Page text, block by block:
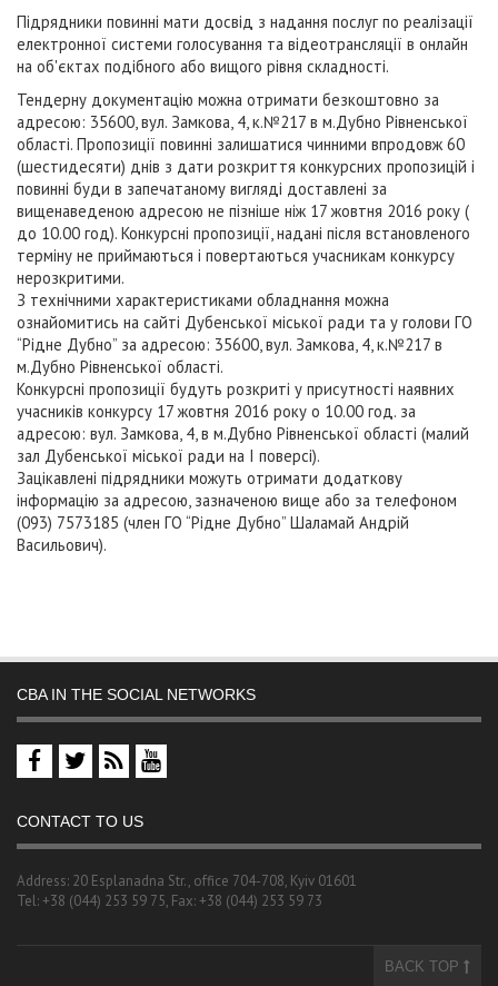
Підрядники повинні мати досвід з надання послуг по реалізації
електронної системи голосування та відеотрансляції в онлайн
на об'єктах подібного або вищого рівня складності.
Тендерну документацію можна отримати безкоштовно за
адресою: 35600, вул. Замкова, 4, к.№217 в м.Дубно Рівненської
області. Пропозиції повинні залишатися чинними впродовж 60
(шестидесяти) днів з дати розкриття конкурсних пропозицій і
повинні буди в запечатаному вигляді доставлені за
вищенаведеною адресою не пізніше ніж 17 жовтня 2016 року (
до 10.00 год). Конкурсні пропозиції, надані після встановленого
терміну не приймаються і повертаються учасникам конкурсу
нерозкритими.
З технічними характеристиками обладнання можна
ознайомитись на сайті Дубенської міської ради та у голови ГО
“Рідне Дубно” за адресою: 35600, вул. Замкова, 4, к.№217 в
м.Дубно Рівненської області.
Конкурсні пропозиції будуть розкриті у присутності наявних
учасників конкурсу 17 жовтня 2016 року о 10.00 год. за
адресою: вул. Замкова, 4, в м.Дубно Рівненської області (малий
зал Дубенської міської ради на І поверсі).
Зацікавлені підрядники можуть отримати додаткову
інформацію за адресою, зазначеною вище або за телефоном
(093) 7573185 (член ГО “Рідне Дубно” Шаламай Андрій
Васильович).
CBA IN THE SOCIAL NETWORKS
CONTACT TO US
Address: 20 Esplanadna Str., office 704-708, Kyiv 01601
Tel: +38 (044) 253 59 75, Fax: +38 (044) 253 59 73
BACK TOP